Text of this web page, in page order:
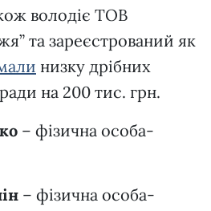
володіє ТОВ
та зареєстрований як
низку дрібних
на 200 тис. грн.
– фізична особа-
– фізична особа-